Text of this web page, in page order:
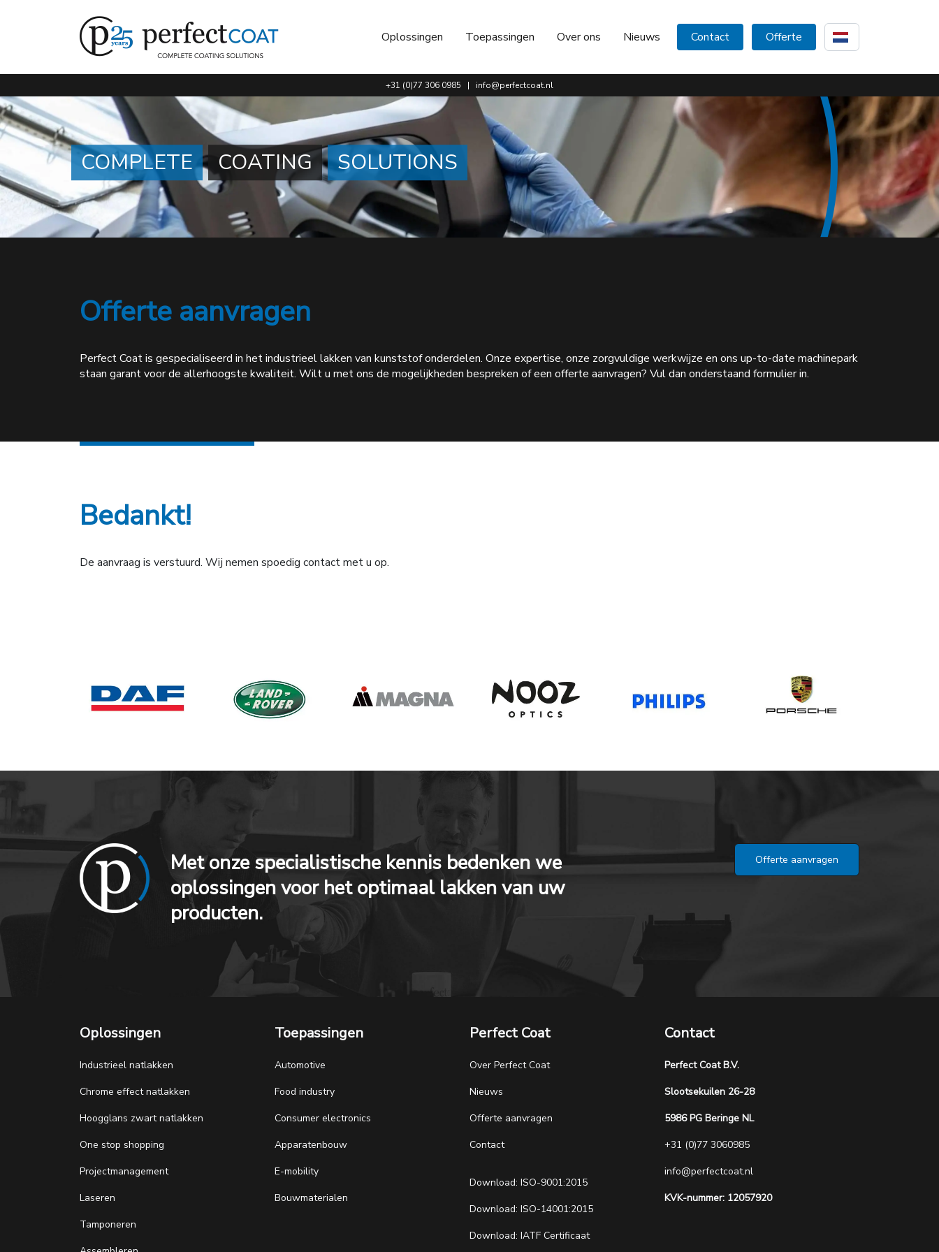
Oplossingen
Toepassingen Over ons Nieuws Contact Offerte
+31 (0)77 306 0985 | info@perfectcoat.nl
COMPLETE COATING SOLUTIONS
Offerte aanvragen
Perfect Coat is gespecialiseerd in het industrieel lakken van kunststof onderdelen. Onze expertise, onze zorgvuldige werkwijze en ons up-to-date machinepark
staan garant voor de allerhoogste kwaliteit. Wilt u met ons de mogelijkheden bespreken of een offerte aanvragen? Vul dan onderstaand formulier in.
Bedankt!
De aanvraag is verstuurd. Wij nemen spoedig contact met u op.
Met onze specialistische kennis bedenken we
oplossingen voor het optimaal lakken van uw
producten.
Offerte aanvragen
Oplossingen
Industrieel natlakken
Chrome effect natlakken
Hoogglans zwart natlakken
One stop shopping
Projectmanagement
Laseren
Tamponeren
Toepassingen
Automotive
Food industry
Consumer electronics
Apparatenbouw
E-mobility
Bouwmaterialen
Perfect Coat
Over Perfect Coat
Nieuws
Offerte aanvragen
Contact
Download: ISO-9001:2015
Download: ISO-14001:2015
Download: IATF Certificaat
Contact
Perfect Coat B.V.
Slootsekuilen 26-28
5986 PG Beringe NL
+31 (0)77 3060985
info@perfectcoat.nl
KVK-nummer: 12057920